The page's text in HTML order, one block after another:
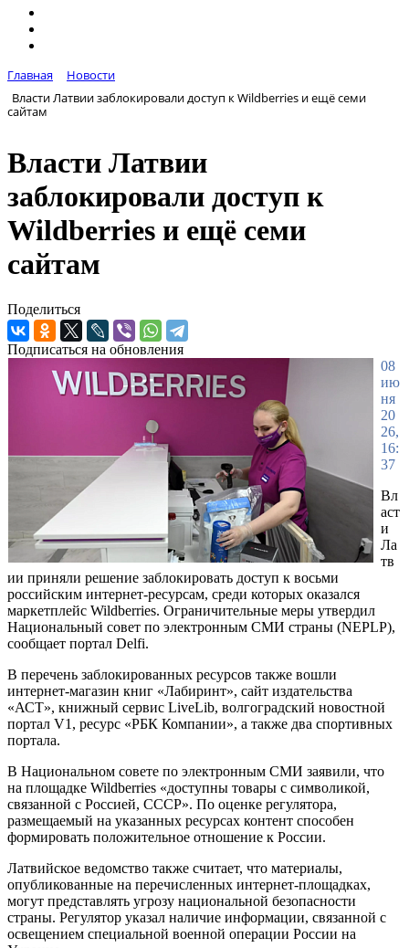
Главная
Новости
Власти Латвии заблокировали доступ к Wildberries и ещё семи
сайтам
Власти Латвии
заблокировали доступ к
Wildberries и ещё семи
сайтам
Поделиться
Подписаться на обновления
08
ию
ня
20
26,
16:
37
Вл
аст
и
Ла
тв
ии приняли решение заблокировать доступ к восьми
российским интернет-ресурсам, среди которых оказался
маркетплейс Wildberries. Ограничительные меры утвердил
Национальный совет по электронным СМИ страны (NEPLP),
сообщает портал Delfi.
В перечень заблокированных ресурсов также вошли
интернет-магазин книг «Лабиринт», сайт издательства
«АСТ», книжный сервис LiveLib, волгоградский новостной
портал V1, ресурс «РБК Компании», а также два спортивных
портала.
В Национальном совете по электронным СМИ заявили, что
на площадке Wildberries «доступны товары с символикой,
связанной с Россией, СССР». По оценке регулятора,
размещаемый на указанных ресурсах контент способен
формировать положительное отношение к России.
Латвийское ведомство также считает, что материалы,
опубликованные на перечисленных интернет-площадках,
могут представлять угрозу национальной безопасности
страны. Регулятор указал наличие информации, связанной с
освещением специальной военной операции России на